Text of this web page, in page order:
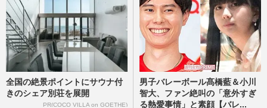
全国の絶景ポイントにサウナ付
きのシェア別荘を展開
PR(COCO VILLA on GOETHE)
男子バレーボール髙橋藍＆小川
智大、ファン絶叫の「意外すぎ
る熱愛事情」と素顔【バレ...